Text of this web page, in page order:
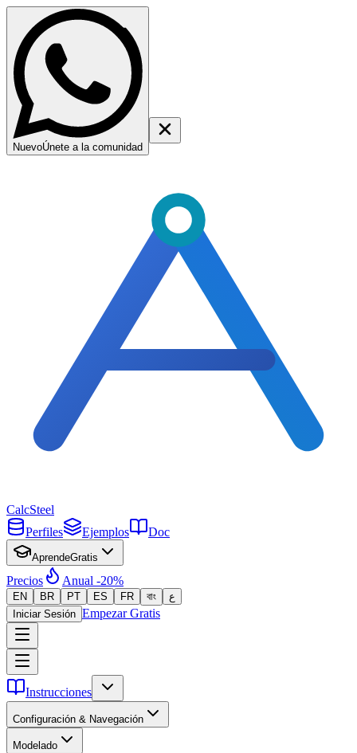
NuevoÚnete a la comunidad
CalcSteel
Perfiles
Ejemplos Doc
AprendeGratis
Precios Anual -20%
EN BR PT ES FR বাং
ع
Iniciar Sesión Empezar Gratis
Instrucciones
Configuración & Navegación
Elegir una Plantilla
Modelado